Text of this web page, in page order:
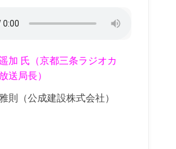
加 氏（京都三条ラジオカ
送局長）
則（公成建設株式会社）